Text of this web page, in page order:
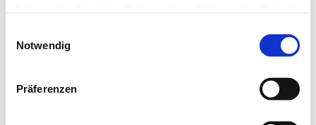
Notwendig
Präferenzen
loadingjobninja.com
for more